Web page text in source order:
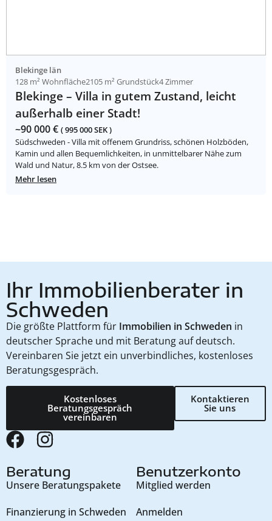
Blekinge län
128 m² Wohnfläche2105 m² Grundstück4 Zimmer
Blekinge – Villa in gutem Zustand, leicht
außerhalb einer Stadt!
~90 000 € ( 995 000 SEK )
Südschweden - Villa mit offenem Grundriss, schönen Holzböden,
Kamin und allen Bequemlichkeiten, in unmittelbarer Nähe zum
Wald und Natur, 8.5 km von der Ostsee.
Mehr lesen
Ihr Immobilienberater in
Schweden
Die größte Plattform für Immobilien in Schweden in
deutscher Sprache und mit Beratung auf deutsch.
Vereinbaren Sie jetzt ein unverbindliches, kostenloses
Beratungsgespräch.
Kostenloses
Beratungsgespräch
vereinbaren
Kontaktieren
Sie uns
Beratung
Unsere Beratungspakete
Finanzierung in Schweden
Benutzerkonto
Mitglied werden
Anmelden